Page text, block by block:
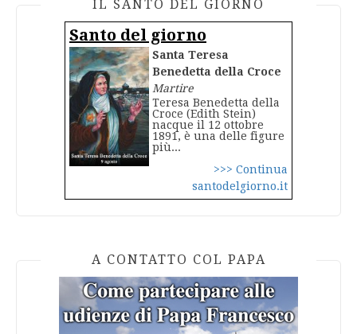
IL SANTO DEL GIORNO
Santo del giorno
Santa Teresa
Benedetta della Croce
Martire
Teresa Benedetta della
Croce (Edith Stein)
nacque il 12 ottobre
1891, è una delle figure
più...
>>> Continua
santodelgiorno.it
A CONTATTO COL PAPA